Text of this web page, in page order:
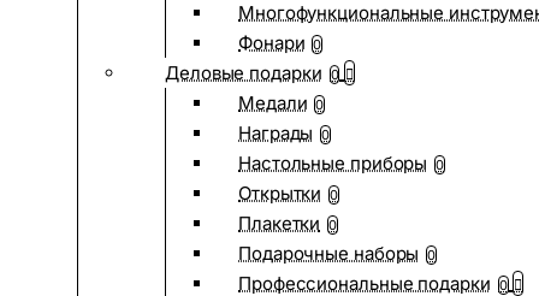
Многофункциональные
Фонари 0
Деловые подарки 0
Медали 0
Награды 0
Настольные приборы 0
Открытки 0
Плакетки 0
Подарочные наборы 0
Профессиональные подарки 0